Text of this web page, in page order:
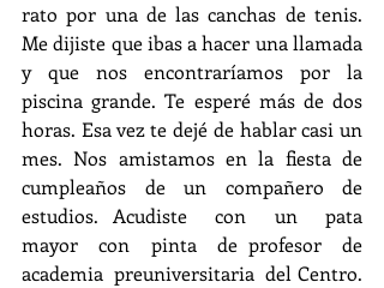
rato por una de las canchas de tenis.
Me dijiste que ibas a hacer una llamada
y que nos encontraríamos por la
piscina grande. Te esperé más de dos
horas. Esa vez te dejé de hablar casi un
mes. Nos amistamos en la fiesta de
cumpleaños de un compañero de
estudios. Acudiste  con  un  pata
mayor  con  pinta  de profesor  de
academia  preuniversitaria  del Centro.